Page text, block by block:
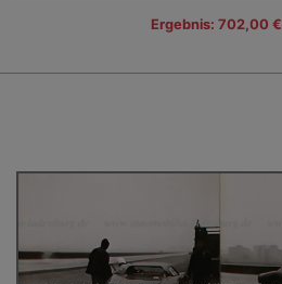
Ergebnis: 702,00 €